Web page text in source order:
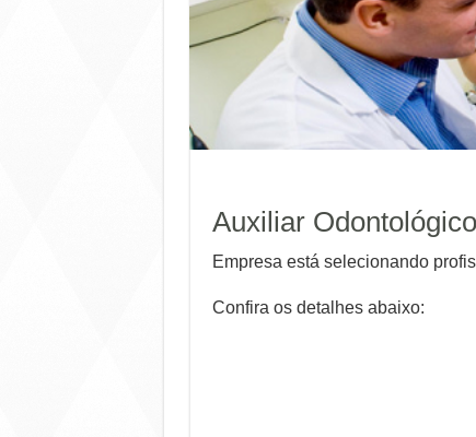
Auxiliar
Empresa está selecionando
Confira os detalhes abaixo: